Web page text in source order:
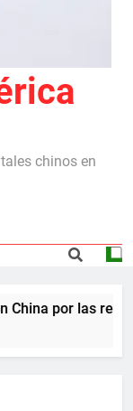
chinos en
por las